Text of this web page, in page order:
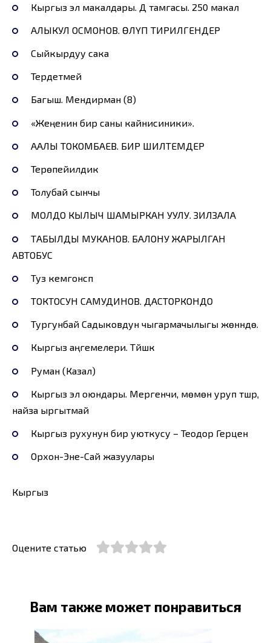
Кыргыз эл макалдары. Д тамгасы. 250 макал
АЛЫКУЛ ОСМОНОВ. ӨЛҮП ТИРИЛГЕНДЕР
Сыйкырдуу сака
Тердетмей
Багыш. Мендирман (8)
«Жеңенин бир саны кайнисиники».
ААЛЫ ТОКОМБАЕВ. БИР ШИЛТЕМДЕР
Терөпейилдик
Толубай сынчы
МОЛДО КЫЛЫЧ ШАМЫРКАН УУЛУ. ЗИЛЗАЛА
ТАБЫЛДЫ МУКАНОВ. БАЛОНУ ЖАРЫЛГАН
АВТОБУС
Туз кемгонсүп
ТОКТОСУН САМУДИНОВ. ДАСТОРКОНДО
Тургунбай Садыковдун чыгармачылыгы жөнүндө.
Кыргыз аңгемелери. Түйшүк
Руман (Казал)
Кыргыз эл оюндары. Мергенчи, мөмөнү уруп түшүрүү,
найза ыргытмай
Кыргыз рухунун бир уюткусу – Теодор Герцен
Орхон-Эне-Сай жазуулары
Кыргыз
Оцените статью
Вам также может понравиться